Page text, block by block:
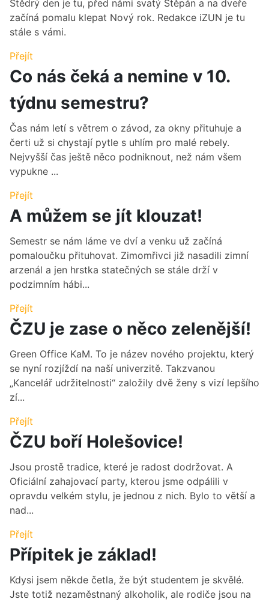
Štědrý den je tu, před námi svatý Štěpán a na dveře
začíná pomalu klepat Nový rok. Redakce iZUN je tu
stále s vámi.
Přejít
Co nás čeká a nemine v 10.
týdnu semestru?
Čas nám letí s větrem o závod, za okny přituhuje a
čerti už si chystají pytle s uhlím pro malé rebely.
Nejvyšší čas ještě něco podniknout, než nám všem
vypukne ...
Přejít
A můžem se jít klouzat!
Semestr se nám láme ve dví a venku už začíná
pomaloučku přituhovat. Zimomřivci již nasadili zimní
arzenál a jen hrstka statečných se stále drží v
podzimním hábi...
Přejít
ČZU je zase o něco zelenější!
Green Office KaM. To je název nového projektu, který
se nyní rozjíždí na naší univerzitě. Takzvanou
„Kancelář udržitelnosti“ založily dvě ženy s vizí lepšího
zí...
Přejít
ČZU boří Holešovice!
Jsou prostě tradice, které je radost dodržovat. A
Oficiální zahajovací party, kterou jsme odpálili v
opravdu velkém stylu, je jednou z nich. Bylo to větší a
nad...
Přejít
Přípitek je základ!
Kdysi jsem někde četla, že být studentem je skvělé.
Jste totiž nezaměstnaný alkoholik, ale rodiče jsou na